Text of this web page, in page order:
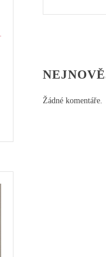
Žádné komentáře.